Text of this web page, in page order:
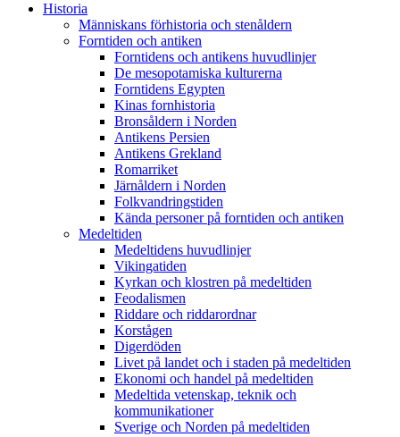
Historia
Människans förhistoria och stenåldern
Forntiden och antiken
Forntidens och antikens huvudlinjer
De mesopotamiska kulturerna
Forntidens Egypten
Kinas fornhistoria
Bronsåldern i Norden
Antikens Persien
Antikens Grekland
Romarriket
Järnåldern i Norden
Folkvandringstiden
Kända personer på forntiden och antiken
Medeltiden
Medeltidens huvudlinjer
Vikingatiden
Kyrkan och klostren på medeltiden
Feodalismen
Riddare och riddarordnar
Korstågen
Digerdöden
Livet på landet och i staden på medeltiden
Ekonomi och handel på medeltiden
Medeltida vetenskap, teknik och
kommunikationer
Sverige och Norden på medeltiden